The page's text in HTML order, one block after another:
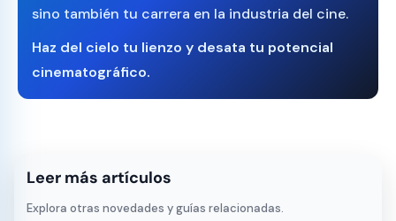
sino también tu carrera en la industria del cine.
Haz del cielo tu lienzo y desata tu potencial
cinematográfico.
Leer más artículos
Explora otras novedades y guías relacionadas.